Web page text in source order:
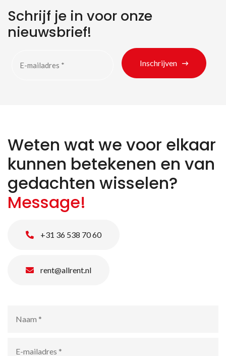
Schrijf je in voor onze
nieuwsbrief!
Inschrijven
Weten wat we voor elkaar
kunnen betekenen en van
gedachten wisselen?
Message!
+31 36 538 70 60
rent@allrent.nl
mailadres *
Zoeken naar producten